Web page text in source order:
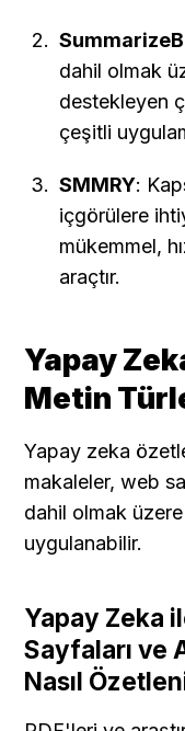
dahil olmak
destekleyen
çeşitli
SMMRY:
içgörülere
mükemmel,
araçtır.
Yapay
Metin
Yapay zeka
makaleler, web
dahil olmak
uygulanabilir.
Yapay Zeka
Sayfaları ve
Nasıl